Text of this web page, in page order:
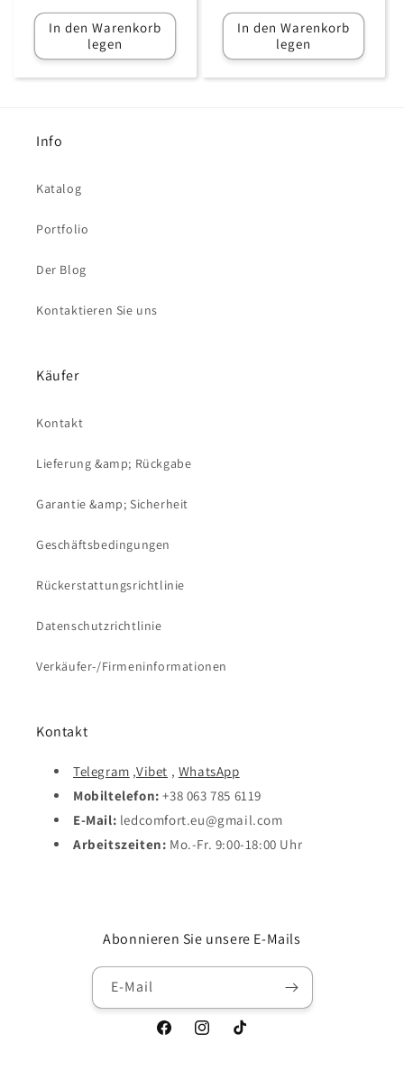
In den Warenkorb
legen
Preis
In den Warenkorb
legen
Info
Katalog
Portfolio
Der Blog
Kontaktieren Sie uns
Käufer
Kontakt
Lieferung &amp; Rückgabe
Garantie &amp; Sicherheit
Geschäftsbedingungen
Rückerstattungsrichtlinie
Datenschutzrichtlinie
Verkäufer-/Firmeninformationen
Kontakt
Telegram ,Vibet , WhatsApp
Mobiltelefon: +38 063 785 6119
E-Mail: ledcomfort.eu@gmail.com
Arbeitszeiten: Mo.-Fr. 9:00-18:00 Uhr
Abonnieren Sie unsere E-Mails
E-Mail
FacebookInstagramTikTok